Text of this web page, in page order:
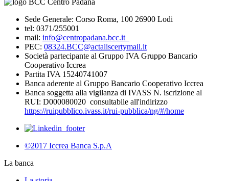
Sede Generale: Corso Roma, 100 26900 Lodi
tel: 0371/255001
mail: info@centropadana.bcc.it
PEC: 08324.BCC@actaliscertymail.it
Società partecipante al Gruppo IVA Gruppo Bancario
Cooperativo Iccrea
Partita IVA 15240741007
Banca aderente al Gruppo Bancario Cooperativo Iccrea
Banca soggetta alla vigilanza di IVASS N. iscrizione al
RUI: D000080020 consultabile all'indirizzo
https://ruipubblico.ivass.it/rui-pubblica/ng/#/home
©2017 Iccrea Banca S.p.A
La banca